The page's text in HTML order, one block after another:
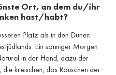
Ort, an dem du/ihr
hast/habt?
Platz als in den Dünen
Ein sonniger Morgen
in der Hand, dazu der
kreischen, das Rauschen der